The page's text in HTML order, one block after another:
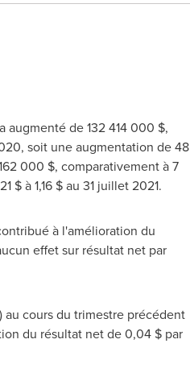
augmenté de 132 414 000 $,
soit une augmentation de 48
000 $, comparativement à 7
à 1,16 $ au 31 juillet 2021.
à l'amélioration du
effet sur résultat net par
au cours du trimestre précédent
du résultat net de 0,04 $ par